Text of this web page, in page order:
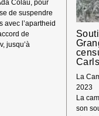
Colau, pour
de suspendre
avec l’apartheid
de
jusqu’à
La
2023
La
son